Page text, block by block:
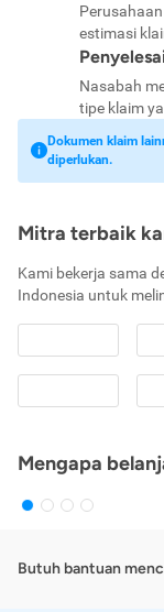
estimasi
Nasabah
tipe klaim
Dokumen klaim
diperlukan.
Mitra terbaik
Kami bekerja sama
Indonesia untuk
Mengapa
Butuh bantuan